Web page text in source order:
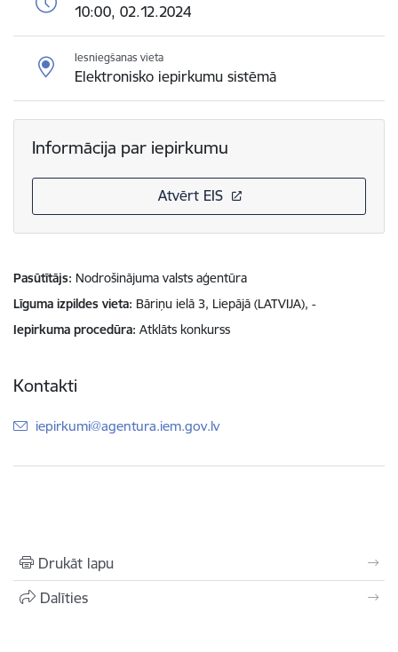
10:00, 02.12.2024
Iesniegšanas vieta
Elektronisko iepirkumu sistēmā
Informācija par iepirkumu
Atvērt EIS
Pasūtītājs Nodrošinājuma valsts aģentūra
Līguma izpildes vieta Bāriņu ielā 3, Liepājā (LATVIJA), -
Iepirkuma procedūra Atklāts konkurss
Kontakti
E-pasts:
iepirkumi@agentura.iem.gov.lv
Drukāt lapu
Dalīties